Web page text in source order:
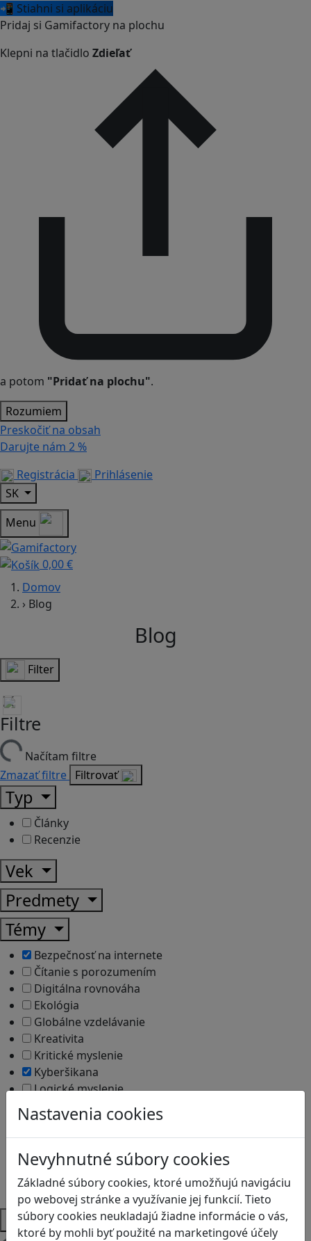
📲 Stiahni si aplikáciu
Pridaj si Gamifactory na plochu
Klepni na tlačidlo Zdieľať
a potom "Pridať na plochu".
Rozumiem
Preskočiť na obsah
Darujte nám 2 %
Registrácia
Prihlásenie
SK
Menu
0,00 €
Nastavenia cookies
Nevyhnutné súbory cookies
Základné súbory cookies, ktoré umožňujú navigáciu
po webovej stránke a využívanie jej funkcií. Tieto
súbory cookies neukladajú žiadne informácie o vás,
ktoré by mohli byť použité na marketingové účely
Domov
› Blog
Blog
Filter
Filtre
Načítam filtre
Zmazať filtre Filtrovať
Typ
Články
Recenzie
Vek
Predmety
Témy
Bezpečnosť na internete
Čítanie s porozumením
Digitálna rovnováha
Ekológia
Globálne vzdelávanie
Kreativita
Kritické myslenie
Kyberšikana
Logické myslenie
Ľudské práva a tolerancia
Motorika a koncentrácia
Programovanie/Technika
Sociálne zručnosti a kooperácia
Strategické myslenie
Zdravie a pohyb
Platformy